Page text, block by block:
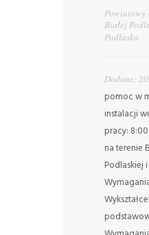
Powiatowy
Białej
Podlaska
Dodane:
pomoc w
instalacji
pracy:
na terenie
Podlaskiej